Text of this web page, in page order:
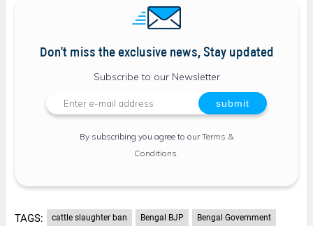
Don't miss the exclusive news, Stay updated
Subscribe to our Newsletter
By subscribing you agree to ourTerms &
Conditions
TAGS: cattle slaughter ban Bengal BJP Bengal Government